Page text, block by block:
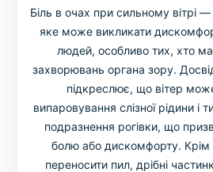
Біль в очах при сильному вітрі
яке може викликати
людей, особливо тих, хто
захворювань органа зору.
підкреслює, що вітер
випаровування слізної рідини
подразнення рогівки, що
болю або дискомфорту. Крім
переносити пил, дрібні